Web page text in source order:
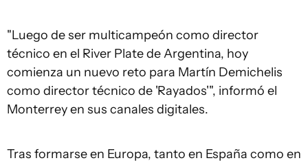
"Luego de ser multicampeón como director
técnico en el River Plate de Argentina, hoy
comienza un nuevo reto para Martín Demichelis
como director técnico de 'Rayados'", informó el
Monterrey en sus canales digitales.
Tras formarse en Europa, tanto en España como en